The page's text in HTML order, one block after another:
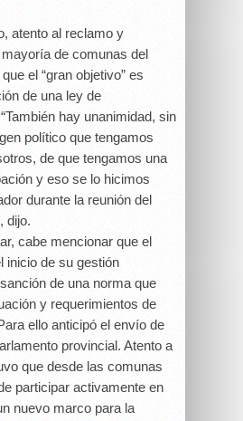
atento al reclamo y
de comunas del
el “gran objetivo” es
de una ley de
hay unanimidad, sin
político que tengamos
de que tengamos una
y eso se lo hicimos
durante la reunión del
dijo.
cabe mencionar que el
inicio de su gestión
de una norma que
y requerimientos de
ello anticipó el envío de
provincial. Atento a
que desde las comunas
participar activamente en
nuevo marco para la